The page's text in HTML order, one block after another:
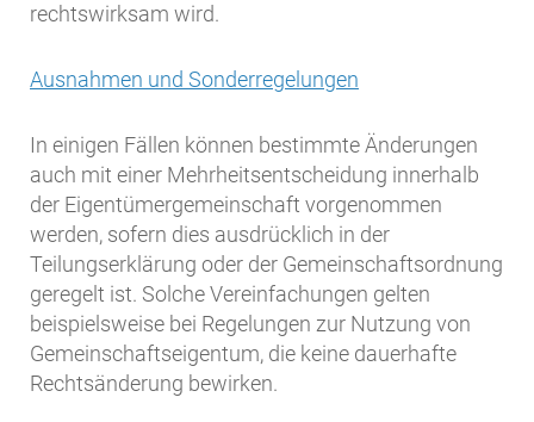
rechtswirksam wird.
Ausnahmen und Sonderregelungen
In einigen Fällen können bestimmte Änderungen
auch mit einer Mehrheitsentscheidung innerhalb
der Eigentümergemeinschaft vorgenommen
werden, sofern dies ausdrücklich in der
Teilungserklärung oder der Gemeinschaftsordnung
geregelt ist. Solche Vereinfachungen gelten
beispielsweise bei Regelungen zur Nutzung von
Gemeinschaftseigentum, die keine dauerhafte
Rechtsänderung bewirken.